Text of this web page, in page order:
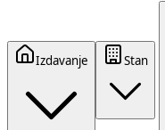
Izdavanje
Stan